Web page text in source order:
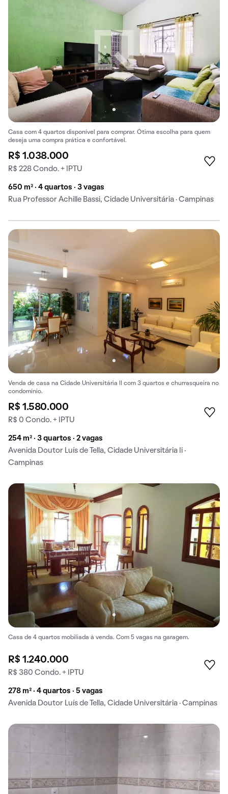
Casa com 4 quartos disponível para comprar. Ótima escolha para quem
deseja uma compra prática e confortável.
R$ 1.038.000
R$ 228 Condo. + IPTU
650 m² · 4 quartos · 3 vagas
Rua Professor Achille Bassi, Cidade Universitária · Campinas
Venda de casa na Cidade Universitária II com 3 quartos e churrasqueira no
condomínio.
R$ 1.580.000
R$ 0 Condo. + IPTU
254 m² · 3 quartos · 2 vagas
Avenida Doutor Luís de Tella, Cidade Universitária Ii ·
Campinas
Casa de 4 quartos mobiliada à venda. Com 5 vagas na garagem.
R$ 1.240.000
R$ 380 Condo. + IPTU
278 m² · 4 quartos · 5 vagas
Avenida Doutor Luís de Tella, Cidade Universitária · Campinas